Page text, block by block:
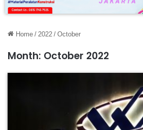
Home / 2022 / October
Month: October 2022